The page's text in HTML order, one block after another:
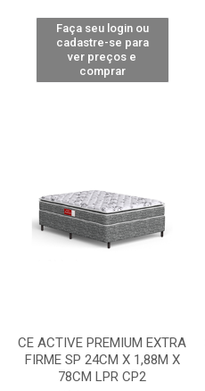
Faça seu login ou
cadastre-se para
ver preços e
comprar
CE ACTIVE PREMIUM EXTRA
FIRME SP 24CM X 1,88M X
78CM LPR CP2